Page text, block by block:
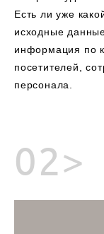
Есть ли уже
исходные
информация по
посетителей,
персонала.
02>